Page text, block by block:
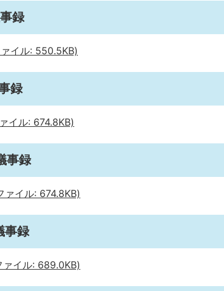
録
イル: 550.5KB)
録
イル: 674.8KB)
事録
ァイル: 674.8KB)
事録
ァイル: 689.0KB)